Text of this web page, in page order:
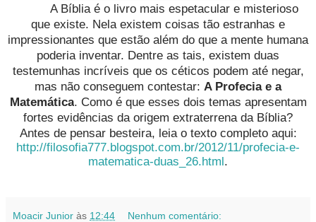
A Bíblia é o livro mais espetacular e misterioso
que existe. Nela existem coisas tão estranhas e
impressionantes que estão além do que a mente humana
poderia inventar. Dentre as tais, existem duas
testemunhas incríveis que os céticos podem até negar,
mas não conseguem contestar: A Profecia e a
Matemática. Como é que esses dois temas apresentam
fortes evidências da origem extraterrena da Bíblia?
Antes de pensar besteira, leia o texto completo aqui:
http://filosofia777.blogspot.com.br/2012/11/profecia-e-
matematica-duas_26.html.
Moacir Junior às 12:44 Nenhum comentário: